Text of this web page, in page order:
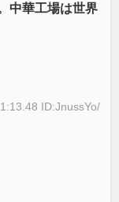
中華工場は世界
ID:JnussYo/